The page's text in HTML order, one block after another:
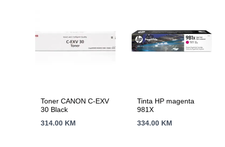
Toner CANON C-EXV
30 Black
314.00 KM
Tinta HP magenta
981X
334.00 KM